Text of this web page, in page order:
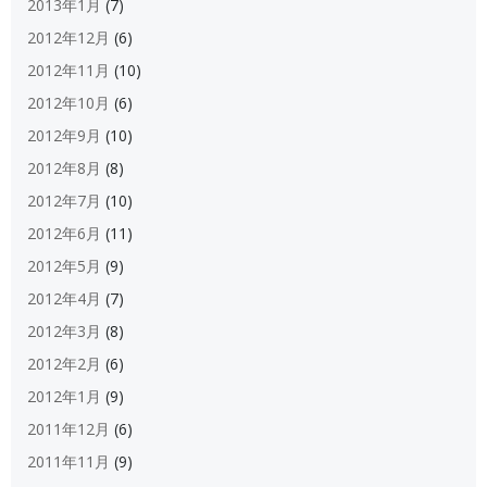
2013年1月 (7)
2012年12月 (6)
2012年11月 (10)
2012年10月 (6)
2012年9月 (10)
2012年8月 (8)
2012年7月 (10)
2012年6月 (11)
2012年5月 (9)
2012年4月 (7)
2012年3月 (8)
2012年2月 (6)
2012年1月 (9)
2011年12月 (6)
2011年11月 (9)